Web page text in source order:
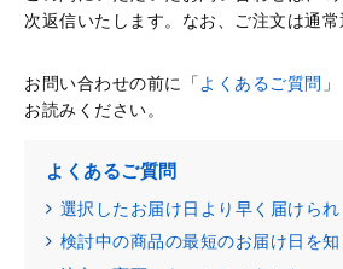
次返信いたします。なお、ご注文は通常
お問い合わせの前に「よくあるご質問
お読みください。
よくあるご質問
選択したお届け日より早く届けられ
検討中の商品の最短のお届け日を